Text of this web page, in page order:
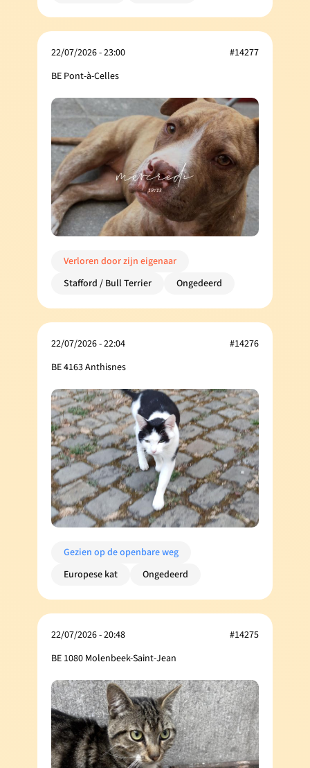
22/07/2026 - 23:00
BE Pont-à-Celles
#14277
Verloren door zijn eigenaar
Stafford / Bull Terrier
Ongedeerd
22/07/2026 - 22:04
BE 4163 Anthisnes
#14276
Gezien op de openbare weg
Europese kat
Ongedeerd
22/07/2026 - 20:48
BE 1080 Molenbeek-Saint-Jean
#14275